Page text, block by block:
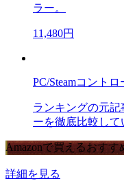
ラー。
11,480円
PC/Steamコント
ランキングの元
ーを徹底比較して
Amazonで買えるおす
詳細を見る